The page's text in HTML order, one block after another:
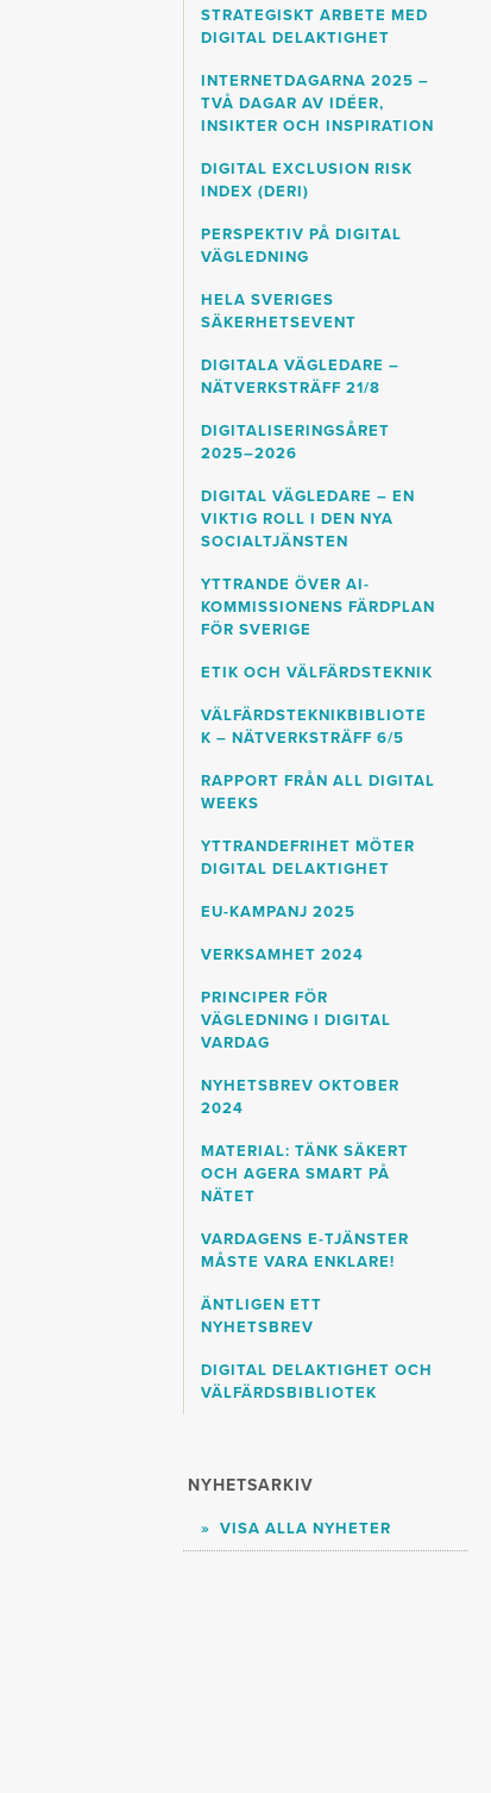
STRATEGISKT ARBETE MED
DIGITAL DELAKTIGHET
INTERNETDAGARNA 2025 –
TVÅ DAGAR AV IDÉER,
INSIKTER OCH INSPIRATION
DIGITAL EXCLUSION RISK
INDEX (DERI)
PERSPEKTIV PÅ DIGITAL
VÄGLEDNING
HELA SVERIGES
SÄKERHETSEVENT
DIGITALA VÄGLEDARE –
NÄTVERKSTRÄFF 21/8
DIGITALISERINGSÅRET
2025–2026
DIGITAL VÄGLEDARE – EN
VIKTIG ROLL I DEN NYA
SOCIALTJÄNSTEN
YTTRANDE ÖVER AI-
KOMMISSIONENS FÄRDPLAN
FÖR SVERIGE
ETIK OCH VÄLFÄRDSTEKNIK
VÄLFÄRDSTEKNIKBIBLIOTE
K – NÄTVERKSTRÄFF 6/5
RAPPORT FRÅN ALL DIGITAL
WEEKS
YTTRANDEFRIHET MÖTER
DIGITAL DELAKTIGHET
EU-KAMPANJ 2025
VERKSAMHET 2024
PRINCIPER FÖR
VÄGLEDNING I DIGITAL
VARDAG
NYHETSBREV OKTOBER
2024
MATERIAL: TÄNK SÄKERT
OCH AGERA SMART PÅ
NÄTET
VARDAGENS E-TJÄNSTER
MÅSTE VARA ENKLARE!
ÄNTLIGEN ETT
NYHETSBREV
DIGITAL DELAKTIGHET OCH
VÄLFÄRDSBIBLIOTEK
NYHETSARKIV
VISA ALLA NYHETER